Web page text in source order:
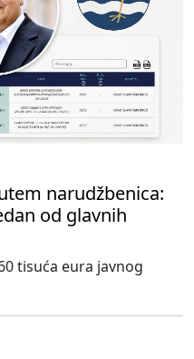
narudžbenica:
od glavnih
tisuća eura javnog